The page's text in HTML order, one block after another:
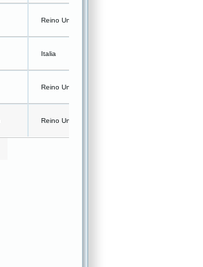
Reino Unido
Italia
Reino Unido
Reino Unido